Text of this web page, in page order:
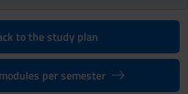
to the study plan
per semester